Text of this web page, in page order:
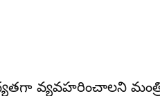
వ్యవహరించాలని